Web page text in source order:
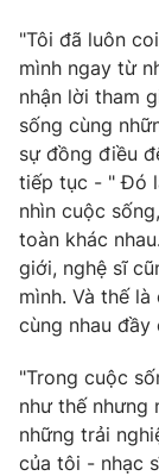
Tư vấn
Chuyên mục
Emagazine
Photo
Video
VTV Sức khoẻ
"Tôi đã luôn
mình ngay từ
nhận lời tham
sống cùng
sự đồng điều
tiếp tục - " Đó
nhìn cuộc
toàn khác
giới, nghệ sĩ
mình. Và thế
cùng nhau đầy
"Trong cuộc
như thế nhưng
những trải
của tôi - nhạc